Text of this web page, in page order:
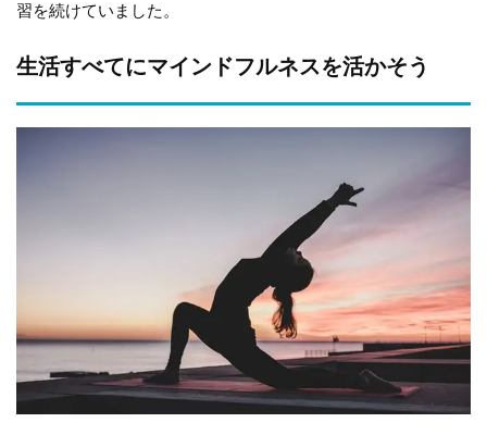
習を続けていました。
生活すべてにマインドフルネスを活かそう